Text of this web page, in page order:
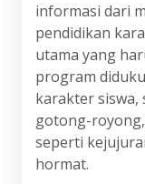
informasi dari
pendidikan
utama yang
program
karakter siswa,
gotong-
seperti
hormat.